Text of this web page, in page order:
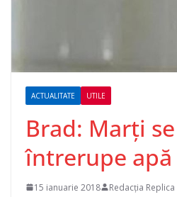
ACTUALITATE UTILE
Brad: Marți
întrerupe
15 ianuarie 2018 Redacția Replica